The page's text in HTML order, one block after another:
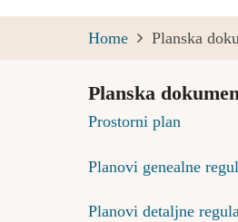
Home Planska
Planska
Prostorni plan
Planovi genealne
Planovi detaljne